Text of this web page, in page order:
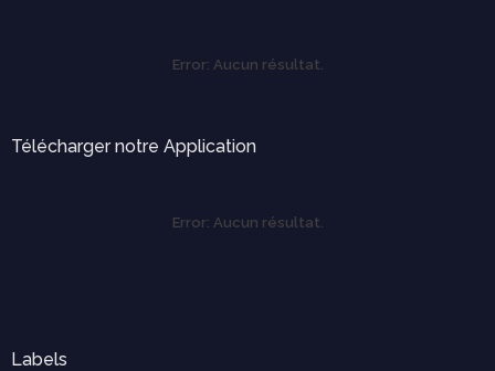
Error: Aucun résultat.
Télécharger notre Application
Error: Aucun résultat.
Labels